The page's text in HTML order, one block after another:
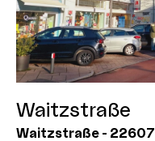
Waitzstraße
Waitzstraße - 22607